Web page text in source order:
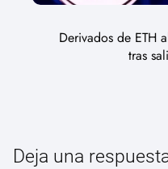
Derivados de ETH
tras
Deja una